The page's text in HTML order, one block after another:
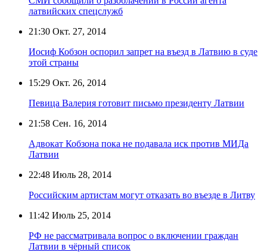
латвийских спецслужб
21:30 Окт. 27, 2014
Иосиф Кобзон оспорил запрет на въезд в Латвию в суде
этой страны
15:29 Окт. 26, 2014
Певица Валерия готовит письмо президенту Латвии
21:58 Сен. 16, 2014
Адвокат Кобзона пока не подавала иск против МИДа
Латвии
22:48 Июль 28, 2014
Российским артистам могут отказать во въезде в Литву
11:42 Июль 25, 2014
РФ не рассматривала вопрос о включении граждан
Латвии в чёрный список